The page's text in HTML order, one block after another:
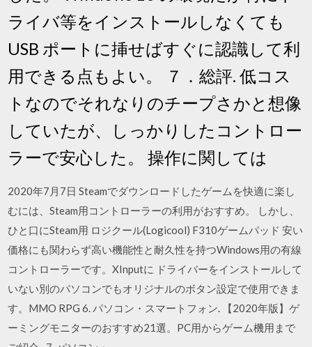
ライバ等をインストールしなくても
USB ポートに挿せばすぐに認識して利
用できる点もよい。 ７．総評. 低コス
トなのでそれなりのチープさかと想像
していたが、しっかりしたコントロー
ラーで安心した。 操作に関しては
2020年7月7日 Steamでダウンロードしたゲームを快適に楽し
むには、Steam用コントローラーの利用がおすすめ。 しかし、
ひと口にSteam用 ロジクール(Logicool) F310ゲームパッド 安い
価格にも関わらず高い機能性と耐久性を持つWindows用の有線
コントローラーです。XInputに ドライバーをインストールして
いない別のパソコンでもオリジナルのボタン設定で使用できま
す。MMO RPG 6. パソコン・スマートフォン. 【2020年版】ゲ
ーミングモニターのおすすめ21選。PC用からゲーム機用まで